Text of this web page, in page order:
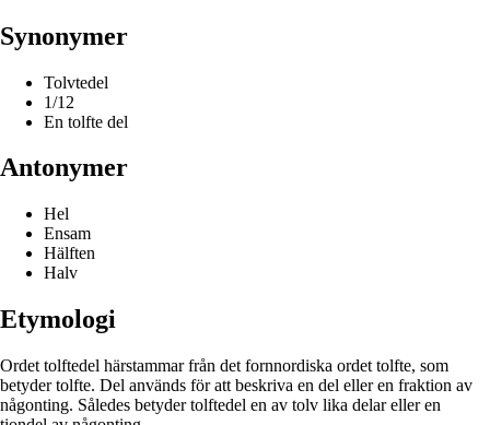
Synonymer
Tolvtedel
1/12
En tolfte del
Antonymer
Hel
Ensam
Hälften
Halv
Etymologi
Ordet tolftedel härstammar från det fornnordiska ordet tolfte, som
betyder tolfte. Del används för att beskriva en del eller en fraktion av
någonting. Således betyder tolftedel en av tolv lika delar eller en